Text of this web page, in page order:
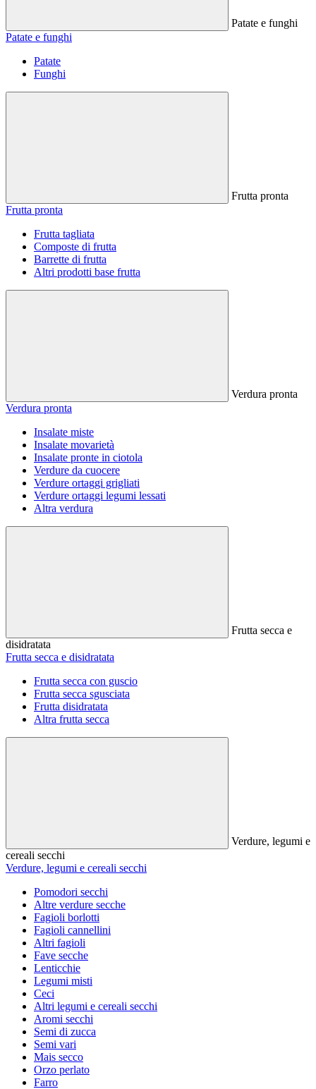
Patate e funghi
Patate e funghi
Patate
Funghi
Frutta pronta
Frutta pronta
Frutta tagliata
Composte di frutta
Barrette di frutta
Altri prodotti base frutta
Verdura pronta
Verdura pronta
Insalate miste
Insalate movarietà
Insalate pronte in ciotola
Verdure da cuocere
Verdure ortaggi grigliati
Verdure ortaggi legumi lessati
Altra verdura
Frutta secca e
disidratata
Frutta secca e disidratata
Frutta secca con guscio
Frutta secca sgusciata
Frutta disidratata
Altra frutta secca
Verdure, legumi e
cereali secchi
Verdure, legumi e cereali secchi
Pomodori secchi
Altre verdure secche
Fagioli borlotti
Fagioli cannellini
Altri fagioli
Fave secche
Lenticchie
Legumi misti
Ceci
Altri legumi e cereali secchi
Aromi secchi
Semi di zucca
Semi vari
Mais secco
Orzo perlato
Farro